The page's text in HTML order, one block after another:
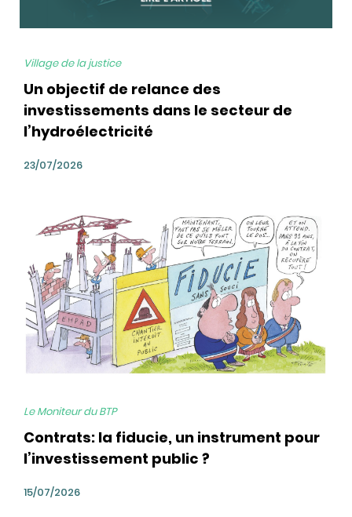
Village de la justice
Un objectif de relance des
investissements dans le secteur de
l’hydroélectricité
23/07/2026
Le Moniteur du BTP
Contrats: la fiducie, un instrument pour
l’investissement public ?
15/07/2026